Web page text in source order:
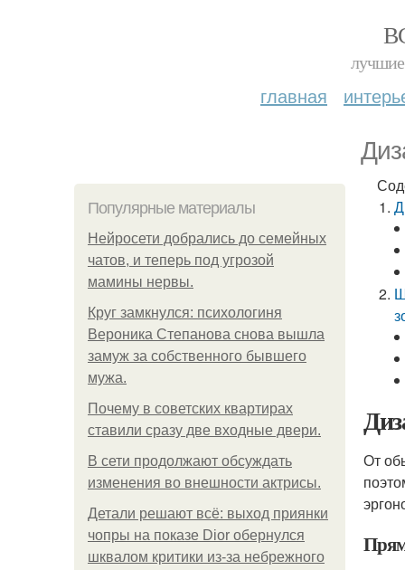
лучшие
главная
Популярные материалы
Нейросети добрались до семейных
чатов, и теперь под угрозой
мамины нервы.
Круг замкнулся: психологиня
Вероника Степанова снова вышла
замуж за собственного бывшего
мужа.
Почему в советских квартирах
ставили сразу две входные двери.
В сети продолжают обсуждать
изменения во внешности актрисы.
Детали решают всё: выход приянки
чопры на показе Dior обернулся
шквалом критики из-за небрежного
От